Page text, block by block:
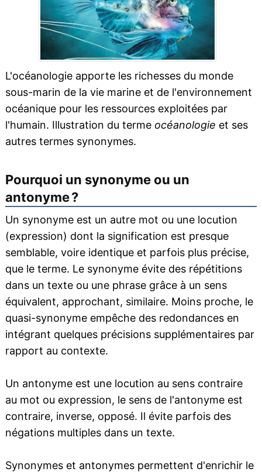
L'océanologie apporte les richesses du monde
sous-marin de la vie marine et de l'environnement
océanique pour les ressources exploitées par
l'humain. Illustration du terme océanologie et ses
autres termes synonymes.
Pourquoi un synonyme ou un
antonyme ?
Un synonyme est un autre mot ou une locution
(expression) dont la signification est presque
semblable, voire identique et parfois plus précise,
que le terme. Le synonyme évite des répétitions
dans un texte ou une phrase grâce à un sens
équivalent, approchant, similaire. Moins proche, le
quasi-synonyme empêche des redondances en
intégrant quelques précisions supplémentaires par
rapport au contexte.
Un antonyme est une locution au sens contraire
au mot ou expression, le sens de l'antonyme est
contraire, inverse, opposé. Il évite parfois des
négations multiples dans un texte.
Synonymes et antonymes permettent d'enrichir le